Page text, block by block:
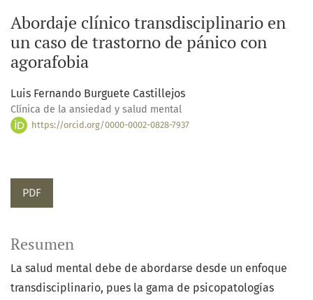
Abordaje clínico transdisciplinario en
un caso de trastorno de pánico con
agorafobia
Luis Fernando Burguete Castillejos
Clínica de la ansiedad y salud mental
https://orcid.org/0000-0002-0828-7937
PDF
Resumen
La salud mental debe de abordarse desde un enfoque
transdisciplinario, pues la gama de psicopatologías